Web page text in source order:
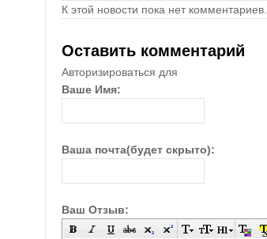
К этой новости пока нет комментариев.
Оставить комментарий
Авторизироваться для
Ваше Имя:
Ваша почта(будет скрыто):
Ваш Отзыв: